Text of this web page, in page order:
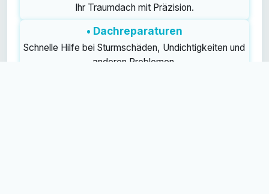
Ihr Traumdach mit Präzision.
• Dachreparaturen
Schnelle Hilfe bei Sturmschäden, Undichtigkeiten und
anderen Problemen.